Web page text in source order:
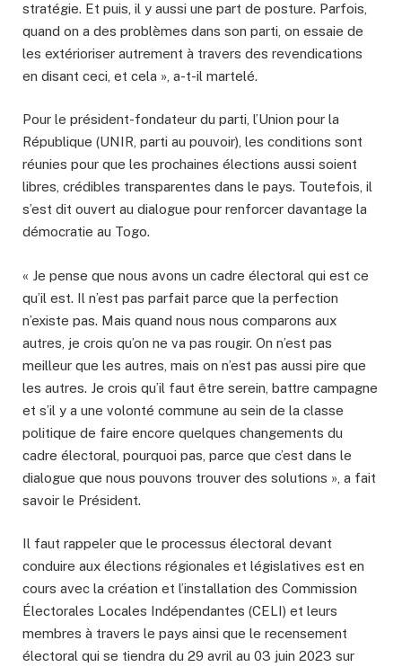
stratégie. Et puis, il y aussi une part de posture. Parfois,
quand on a des problèmes dans son parti, on essaie de
les extérioriser autrement à travers des revendications
en disant ceci, et cela », a-t-il martelé.
Pour le président-fondateur du parti, l’Union pour la
République (UNIR, parti au pouvoir), les conditions sont
réunies pour que les prochaines élections aussi soient
libres, crédibles transparentes dans le pays. Toutefois, il
s’est dit ouvert au dialogue pour renforcer davantage la
démocratie au Togo.
« Je pense que nous avons un cadre électoral qui est ce
qu’il est. Il n’est pas parfait parce que la perfection
n’existe pas. Mais quand nous nous comparons aux
autres, je crois qu’on ne va pas rougir. On n’est pas
meilleur que les autres, mais on n’est pas aussi pire que
les autres. Je crois qu’il faut être serein, battre campagne
et s’il y a une volonté commune au sein de la classe
politique de faire encore quelques changements du
cadre électoral, pourquoi pas, parce que c’est dans le
dialogue que nous pouvons trouver des solutions », a fait
savoir le Président.
Il faut rappeler que le processus électoral devant
conduire aux élections régionales et législatives est en
cours avec la création et l’installation des Commission
Électorales Locales Indépendantes (CELI) et leurs
membres à travers le pays ainsi que le recensement
électoral qui se tiendra du 29 avril au 03 juin 2023 sur